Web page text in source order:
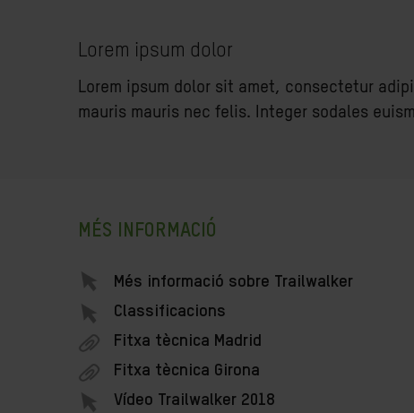
Lorem ipsum dolor
Lorem ipsum dolor sit amet, consectetur
mauris mauris nec felis. Integer sodales
MÉS INFORMACIÓ
Més informació sobre Trailwalker
Classificacions
Fitxa tècnica Madrid
Fitxa tècnica Girona
Vídeo Trailwalker 2018